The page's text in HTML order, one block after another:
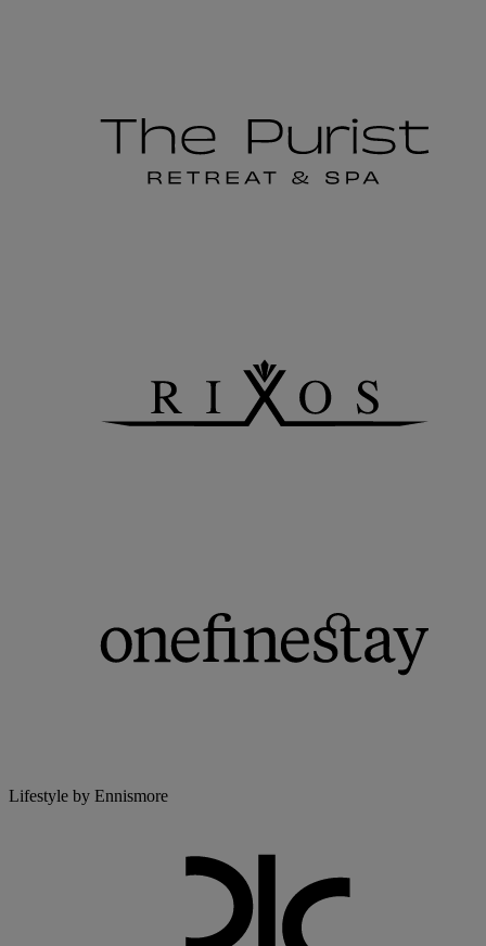
Lifestyle by Ennismore